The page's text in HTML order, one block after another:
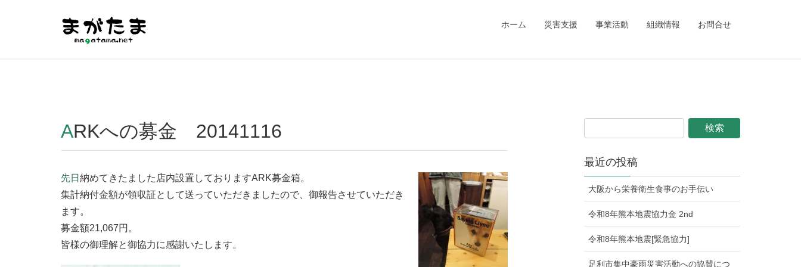
: Undefined array key "HTTP_REFERER" in /home/r2549115/public_html/magatama.net/wp-content/themes/lightning_child/single.php on line1
ホーム 災害支援 事業活動 組織情報 お問合せ
ARKへの募金 20141116
先日 納めてきたました店内設置しておりますARK募金箱。
集計納付金額が領収証として送っていただきましたので、御報告させていただき
ます。
募金額21,067円。
皆様の御理解と御協力に感謝いたします。
最近の投稿
大阪から栄養衛生食事のお手伝い
令和8年熊本地震協力金 2nd
令和8年熊本地震[緊急協力]
足利市集中豪雨災害活動への協賛につ